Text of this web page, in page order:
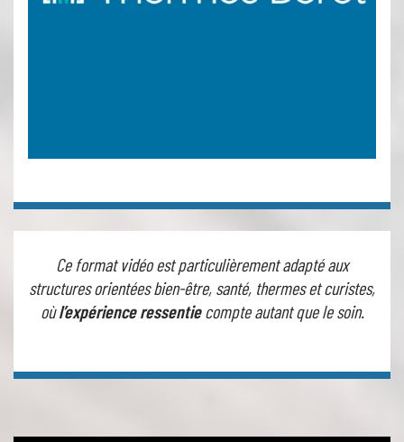
Ce format vidéo est particulièrement adapté aux
structures orientées bien-être, santé, thermes et curistes,
oùl’expérience ressentiecompte autant que le soin.